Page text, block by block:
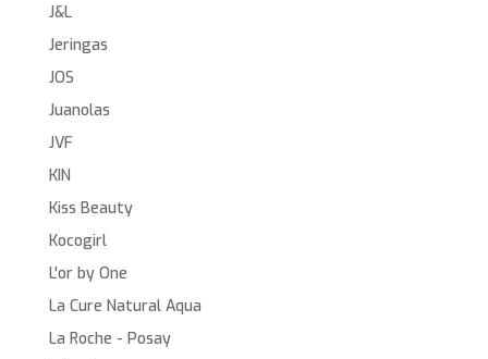
J&L
Jeringas
JOS
Juanolas
JVF
KIN
Kiss Beauty
Kocogirl
L'or by One
La Cure Natural Aqua
La Roche - Posay